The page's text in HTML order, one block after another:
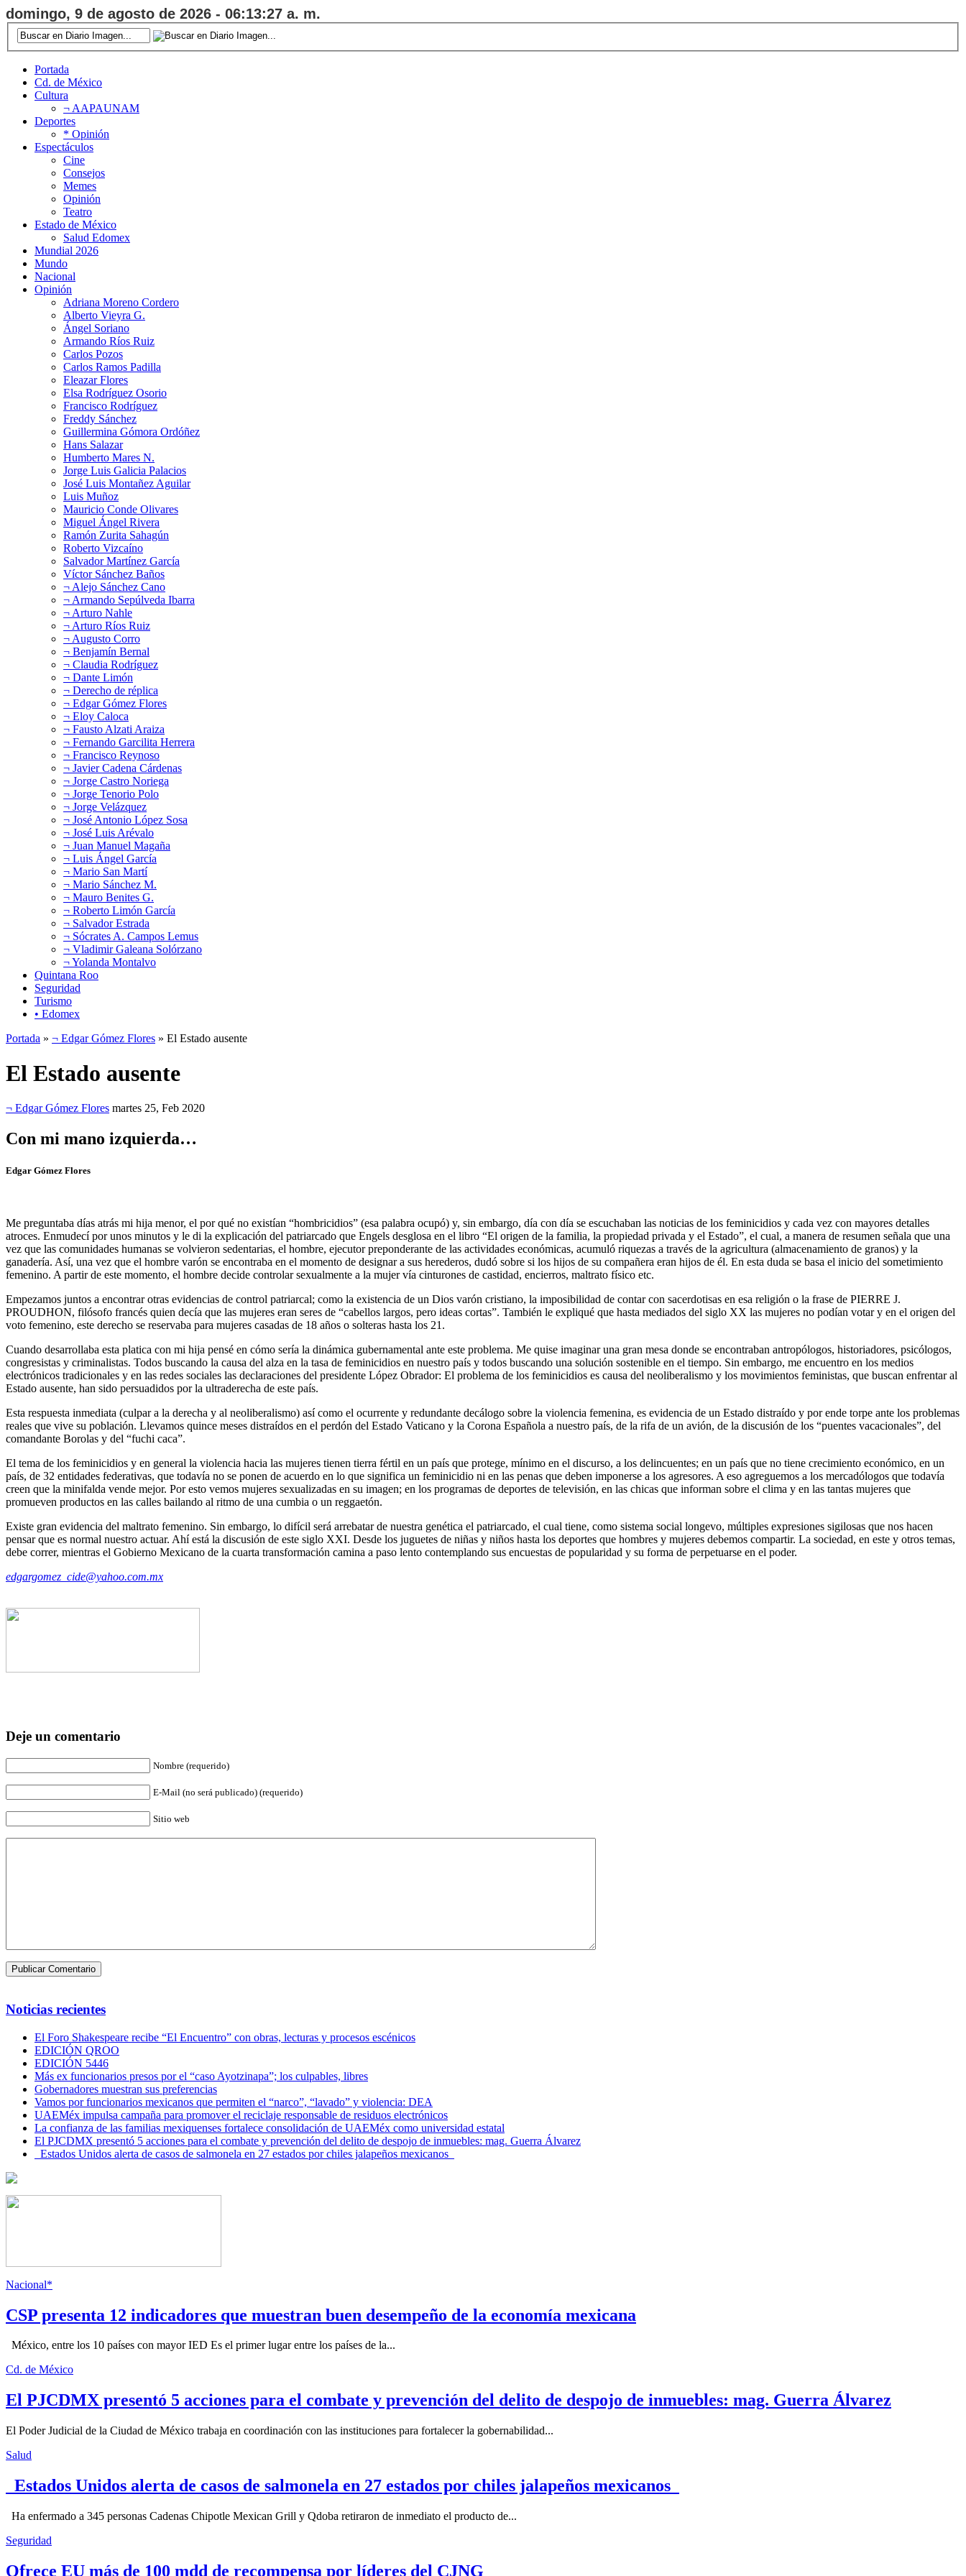
domingo, 9 de agosto de 2026 - 06:13:28 a. m.
Portada
Cd. de México
Cultura
¬ AAPAUNAM
Deportes
* Opinión
Espectáculos
Cine
Consejos
Memes
Opinión
Teatro
Estado de México
Salud Edomex
Mundial 2026
Mundo
Nacional
Opinión
Adriana Moreno Cordero
Alberto Vieyra G.
Ángel Soriano
Armando Ríos Ruiz
Carlos Pozos
Carlos Ramos Padilla
Eleazar Flores
Elsa Rodríguez Osorio
Francisco Rodríguez
Freddy Sánchez
Guillermina Gómora Ordóñez
Hans Salazar
Humberto Mares N.
Jorge Luis Galicia Palacios
José Luis Montañez Aguilar
Luis Muñoz
Mauricio Conde Olivares
Miguel Ángel Rivera
Ramón Zurita Sahagún
Roberto Vizcaíno
Salvador Martínez García
Víctor Sánchez Baños
¬ Alejo Sánchez Cano
¬ Armando Sepúlveda Ibarra
¬ Arturo Nahle
¬ Arturo Ríos Ruiz
¬ Augusto Corro
¬ Benjamín Bernal
¬ Claudia Rodríguez
¬ Dante Limón
¬ Derecho de réplica
¬ Edgar Gómez Flores
¬ Eloy Caloca
¬ Fausto Alzati Araiza
¬ Fernando Garcilita Herrera
¬ Francisco Reynoso
¬ Javier Cadena Cárdenas
¬ Jorge Castro Noriega
¬ Jorge Tenorio Polo
¬ Jorge Velázquez
¬ José Antonio López Sosa
¬ José Luis Arévalo
¬ Juan Manuel Magaña
¬ Luis Ángel García
¬ Mario San Martí
¬ Mario Sánchez M.
¬ Mauro Benites G.
¬ Roberto Limón García
¬ Salvador Estrada
¬ Sócrates A. Campos Lemus
¬ Vladimir Galeana Solórzano
¬ Yolanda Montalvo
Quintana Roo
Seguridad
Turismo
• Edomex
Portada » ¬ Edgar Gómez Flores » El Estado ausente
El Estado ausente
¬ Edgar Gómez Flores martes 25, Feb 2020
Con mi mano izquierda…
Edgar Gómez Flores
Me preguntaba días atrás mi hija menor, el por qué no existían “hombricidios” (esa palabra ocupó) y, sin embargo, día con día se escuchaban las noticias de los feminicidios y cada vez con mayores detalles
atroces. Enmudecí por unos minutos y le di la explicación del patriarcado que Engels desglosa en el libro “El origen de la familia, la propiedad privada y el Estado”, el cual, a manera de resumen señala que una
vez que las comunidades humanas se volvieron sedentarias, el hombre, ejecutor preponderante de las actividades económicas, acumuló riquezas a través de la agricultura (almacenamiento de granos) y la
ganadería. Así, una vez que el hombre varón se encontraba en el momento de designar a sus herederos, dudó sobre si los hijos de su compañera eran hijos de él. En esta duda se basa el inicio del sometimiento
femenino. A partir de este momento, el hombre decide controlar sexualmente a la mujer vía cinturones de castidad, encierros, maltrato físico etc.
Empezamos juntos a encontrar otras evidencias de control patriarcal; como la existencia de un Dios varón cristiano, la imposibilidad de contar con sacerdotisas en esa religión o la frase de PIERRE J.
PROUDHON, filósofo francés quien decía que las mujeres eran seres de “cabellos largos, pero ideas cortas”. También le expliqué que hasta mediados del siglo XX las mujeres no podían votar y en el origen del
voto femenino, este derecho se reservaba para mujeres casadas de 18 años o solteras hasta los 21.
Cuando desarrollaba esta platica con mi hija pensé en cómo sería la dinámica gubernamental ante este problema. Me quise imaginar una gran mesa donde se encontraban antropólogos, historiadores, psicólogos,
congresistas y criminalistas. Todos buscando la causa del alza en la tasa de feminicidios en nuestro país y todos buscando una solución sostenible en el tiempo. Sin embargo, me encuentro en los medios
electrónicos tradicionales y en las redes sociales las declaraciones del presidente López Obrador: El problema de los feminicidios es causa del neoliberalismo y los movimientos feministas, que buscan enfrentar al
Estado ausente, han sido persuadidos por la ultraderecha de este país.
Esta respuesta inmediata (culpar a la derecha y al neoliberalismo) así como el ocurrente y redundante decálogo sobre la violencia femenina, es evidencia de un Estado distraído y por ende torpe ante los problemas
reales que vive su población. Llevamos quince meses distraídos en el perdón del Estado Vaticano y la Corona Española a nuestro país, de la rifa de un avión, de la discusión de los “puentes vacacionales”, del
comandante Borolas y del “fuchi caca”.
El tema de los feminicidios y en general la violencia hacia las mujeres tienen tierra fértil en un país que protege, mínimo en el discurso, a los delincuentes; en un país que no tiene crecimiento económico, en un
país, de 32 entidades federativas, que todavía no se ponen de acuerdo en lo que significa un feminicidio ni en las penas que deben imponerse a los agresores. A eso agreguemos a los mercadólogos que todavía
creen que la minifalda vende mejor. Por esto vemos mujeres sexualizadas en su imagen; en los programas de deportes de televisión, en las chicas que informan sobre el clima y en las tantas mujeres que
promueven productos en las calles bailando al ritmo de una cumbia o un reggaetón.
Existe gran evidencia del maltrato femenino. Sin embargo, lo difícil será arrebatar de nuestra genética el patriarcado, el cual tiene, como sistema social longevo, múltiples expresiones sigilosas que nos hacen
pensar que es normal nuestro actuar. Ahí está la discusión de este siglo XXI. Desde los juguetes de niñas y niños hasta los deportes que hombres y mujeres debemos compartir. La sociedad, en este y otros temas,
debe correr, mientras el Gobierno Mexicano de la cuarta transformación camina a paso lento contemplando sus encuestas de popularidad y su forma de perpetuarse en el poder.
edgargomez_cide@yahoo.com.mx
Deje un comentario
Nombre (requerido)
E-Mail (no será publicado) (requerido)
Sitio web
Noticias recientes
El Foro Shakespeare recibe “El Encuentro” con obras, lecturas y procesos escénicos
EDICIÓN QROO
EDICIÓN 5446
Más ex funcionarios presos por el “caso Ayotzinapa”; los culpables, libres
Gobernadores muestran sus preferencias
Vamos por funcionarios mexicanos que permiten el “narco”, “lavado” y violencia: DEA
UAEMéx impulsa campaña para promover el reciclaje responsable de residuos electrónicos
La confianza de las familias mexiquenses fortalece consolidación de UAEMéx como universidad estatal
El PJCDMX presentó 5 acciones para el combate y prevención del delito de despojo de inmuebles: mag. Guerra Álvarez
Estados Unidos alerta de casos de salmonela en 27 estados por chiles jalapeños mexicanos
Nacional*
CSP presenta 12 indicadores que muestran buen desempeño de la economía mexicana
México, entre los 10 países con mayor IED Es el primer lugar entre los países de la...
Cd. de México
El PJCDMX presentó 5 acciones para el combate y prevención del delito de despojo de inmuebles: mag. Guerra Álvarez
El Poder Judicial de la Ciudad de México trabaja en coordinación con las instituciones para fortalecer la gobernabilidad...
Salud
Estados Unidos alerta de casos de salmonela en 27 estados por chiles jalapeños mexicanos
Ha enfermado a 345 personas Cadenas Chipotle Mexican Grill y Qdoba retiraron de inmediato el producto de...
Seguridad
Ofrece EU más de 100 mdd de recompensa por líderes del CJNG